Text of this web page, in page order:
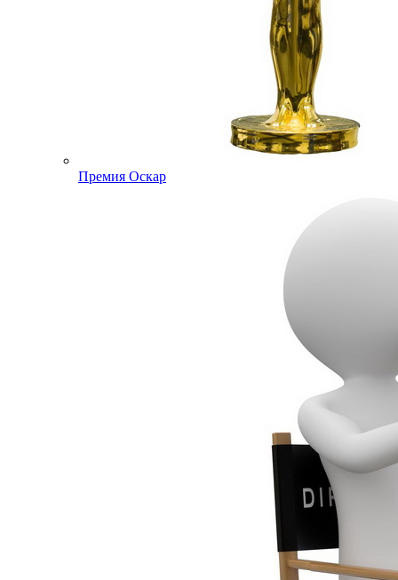
Премия Оскар